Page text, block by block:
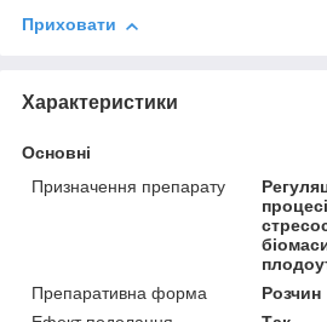
Приховати
Характеристики
Основні
Призначення препарату
Препаративна форма
Розчин